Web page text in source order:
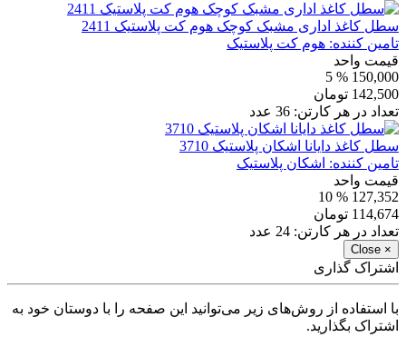
سطل کاغذ اداری مشبک کوچک هوم کت پلاستیک 2411
تامین کننده: هوم کت پلاستیک
قیمت واحد
150,000
% 5
142,500 تومان
تعداد در هر کارتن: 36 عدد
سطل کاغذ دایانا اشکان پلاستیک 3710
تامین کننده: اشکان پلاستیک
قیمت واحد
127,352
% 10
114,674 تومان
تعداد در هر کارتن: 24 عدد
×
Close
اشتراک گذاری
با استفاده از روش‌های زیر می‌توانید این صفحه را با دوستان خود به
اشتراک بگذارید.